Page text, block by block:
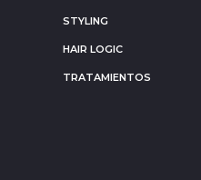
STYLING
HAIR LOGIC
TRATAMIENTOS